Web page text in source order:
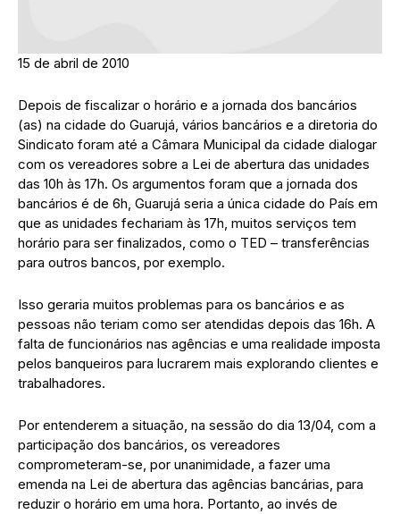
15 de abril de 2010
Depois de fiscalizar o horário e a jornada dos bancários
(as) na cidade do Guarujá, vários bancários e a diretoria do
Sindicato foram até a Câmara Municipal da cidade dialogar
com os vereadores sobre a Lei de abertura das unidades
das 10h às 17h. Os argumentos foram que a jornada dos
bancários é de 6h, Guarujá seria a única cidade do País em
que as unidades fechariam às 17h, muitos serviços tem
horário para ser finalizados, como o TED – transferências
para outros bancos, por exemplo.
Isso geraria muitos problemas para os bancários e as
pessoas não teriam como ser atendidas depois das 16h. A
falta de funcionários nas agências e uma realidade imposta
pelos banqueiros para lucrarem mais explorando clientes e
trabalhadores.
Por entenderem a situação, na sessão do dia 13/04, com a
participação dos bancários, os vereadores
comprometeram-se, por unanimidade, a fazer uma
emenda na Lei de abertura das agências bancárias, para
reduzir o horário em uma hora. Portanto, ao invés de